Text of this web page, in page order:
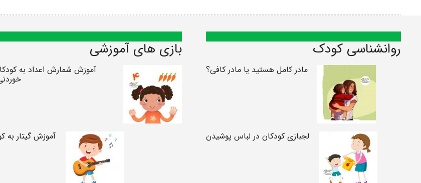
روانشناسی کودک
مادر کامل هستید یا مادر کافی؟
لجبازی کودکان در لباس پوشیدن
بازی های آموزشی
آموزش شمارش اعداد به
آموزش گیتار به